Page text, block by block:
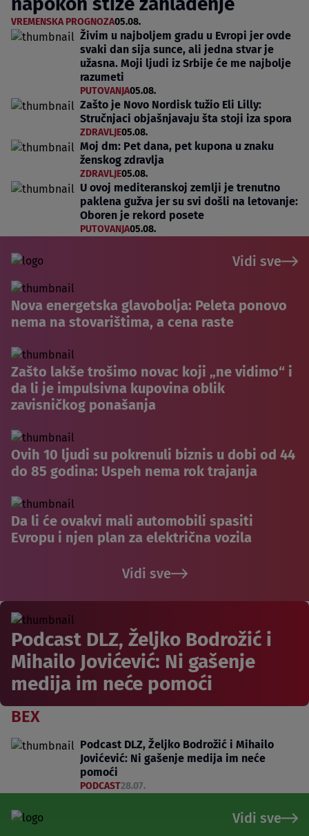
VREMENSKA PROGNOZA05.08.
Živim u najboljem gradu u Evropi jer ovde
svaki dan sija sunce, ali jedna stvar je
užasna. Moji ljudi iz Srbije će me najbolje
razumeti
PUTOVANJA05.08.
Zašto je Novo Nordisk tužio Eli Lilly:
Stručnjaci objašnjavaju šta stoji iza spora
ZDRAVLJE05.08.
Moj dm: Pet dana, pet kupona u znaku
ženskog zdravlja
ZDRAVLJE05.08.
U ovoj mediteranskoj zemlji je trenutno
paklena gužva jer su svi došli na letovanje:
Oboren je rekord posete
PUTOVANJA05.08.
Vidi sve
Nova energetska glavobolja: Peleta ponovo
nema na stovarištima, a cena raste
Zašto lakše trošimo novac koji „ne vidimo“ i
da li je impulsivna kupovina oblik
zavisničkog ponašanja
Ovih 10 ljudi su pokrenuli biznis u dobi od 44
do 85 godina: Uspeh nema rok trajanja
Da li će ovakvi mali automobili spasiti
Evropu i njen plan za električna vozila
Vidi sve
Podcast DLZ, Željko Bodrožić i
Mihailo Jovićević: Ni gašenje
medija im neće pomoći
BEX
Podcast DLZ, Željko Bodrožić i Mihailo
Jovićević: Ni gašenje medija im neće
pomoći
PODCAST28.07.
Vidi sve